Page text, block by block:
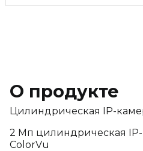
О продукте
Цилиндрическая IP-
2 Мп цилиндрическая IP-
ColorVu